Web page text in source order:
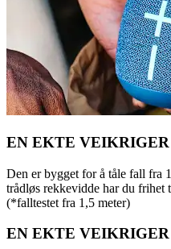
EN EKTE VEIKRIGER
Den er bygget for å tåle fall fra
trådløs rekkevidde har du frihet
(*falltestet fra 1,5 meter)
EN EKTE VEIKRIGER